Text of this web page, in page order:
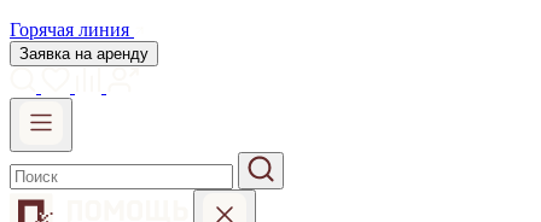
Горячая линия
Заявка на аренду